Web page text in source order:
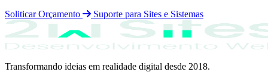
Soliticar Orçamento
Suporte para Sites e Sistemas
Transformando ideias em realidade digital desde 2018.